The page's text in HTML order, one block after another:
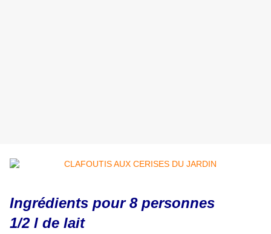
Ingrédients pour 8 personnes
1/2 l de lait